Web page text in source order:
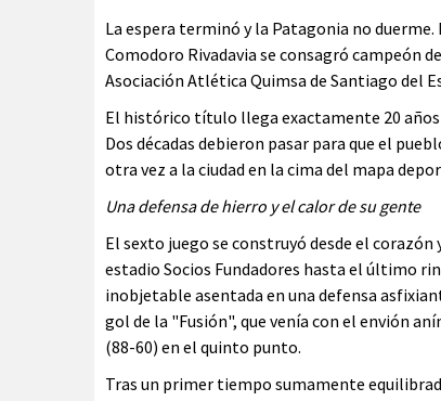
La espera terminó y la Patagonia no
Comodoro Rivadavia se consagró campeón
Asociación Atlética Quimsa de Santiago del
El histórico título llega exactamente 20
Dos décadas debieron pasar para que el
otra vez a la ciudad en la cima del mapa
Una defensa de hierro y el calor de su gente
El sexto juego se construyó desde el
estadio Socios Fundadores hasta el último
inobjetable asentada en una defensa
gol de la "Fusión", que venía con el envión
(88-60) en el quinto punto.
Tras un primer tiempo sumamente